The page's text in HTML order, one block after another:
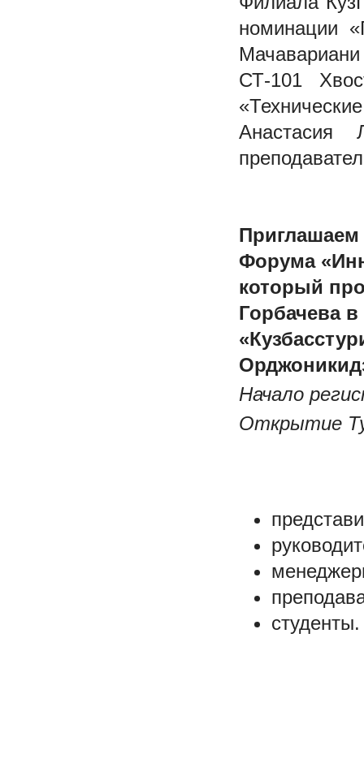
номинации
СТ-101
Анастасия
Приглашаем
Форума
который
Горбачева
Начало
Открытие
студенты.